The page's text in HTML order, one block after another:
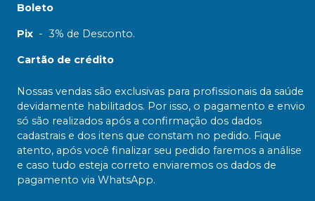
Boleto
Pix - 3% de Desconto.
Cartão de crédito
Nossas vendas são exclusivas para profissionais da saúde
devidamente habilitados. Por isso, o pagamento e envio
só são realizados após a confirmação dos dados
cadastrais e dos itens que constam no pedido. Fique
atento, após você finalizar seu pedido faremos a análise
e caso tudo esteja correto enviaremos os dados de
pagamento via WhatsApp.